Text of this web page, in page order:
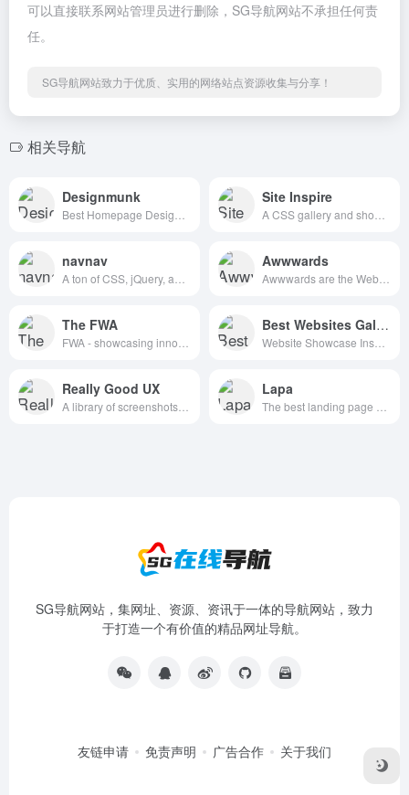
可以直接联系网站管理员进行删除，SG导航网站不承担任何责
任。
SG导航网站致力于优质、实用的网络站点资源收集与分享！
相关导航
Designmunk Site Inspire
navnav Awwwards
The FWA Best Websites Gallery
Really Good UX Lapa
SG导航网站，集网址、资源、资讯于一体的导航网站，致力
于打造一个有价值的精品网址导航。
友链申请 免责声明 广告合作 关于我们